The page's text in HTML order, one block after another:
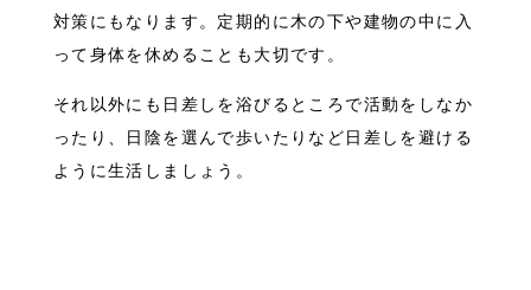
対策にもなります。定期的に木の下や建物の中に入
って身体を休めることも大切です。
それ以外にも日差しを浴びるところで活動をしなか
ったり、日陰を選んで歩いたりなど日差しを避ける
ように生活しましょう。